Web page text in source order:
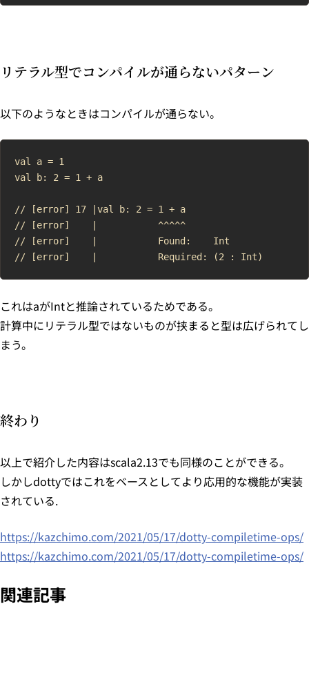
リテラル型でコンパイルが通らないパターン
以下のようなときはコンパイルが通らない。
val a = 1
val b: 2 = 1 + a
// [error] 17 |val b: 2 = 1 + a
// [error]    |           ^^^^^
// [error]    |           Found:    Int
これはaがIntと推論されているためである。
計算中にリテラル型ではないものが挟まると型は広げられてし
まう。
終わり
以上で紹介した内容はscala2.13でも同様のことができる。
しかしdottyではこれをベースとしてより応用的な機能が実装
されている.
https://kazchimo.com/2021/05/17/dotty-compiletime-ops/
https://kazchimo.com/2021/05/17/dotty-compiletime-ops/
関連記事